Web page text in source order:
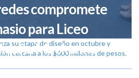
compromete
para Liceo
Mackenna
su etapa de diseño en octubre y
cercana a los $600 millones de pesos.